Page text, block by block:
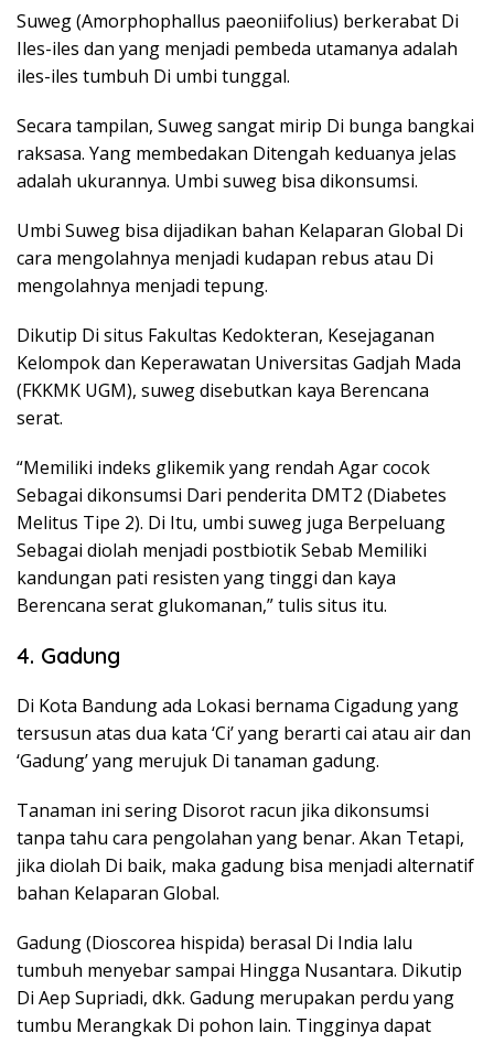
Suweg (Amorphophallus paeoniifolius) berkerabat Di
Iles-iles dan yang menjadi pembeda utamanya adalah
iles-iles tumbuh Di umbi tunggal.
Secara tampilan, Suweg sangat mirip Di bunga bangkai
raksasa. Yang membedakan Ditengah keduanya jelas
adalah ukurannya. Umbi suweg bisa dikonsumsi.
Umbi Suweg bisa dijadikan bahan Kelaparan Global Di
cara mengolahnya menjadi kudapan rebus atau Di
mengolahnya menjadi tepung.
Dikutip Di situs Fakultas Kedokteran, Kesejaganan
Kelompok dan Keperawatan Universitas Gadjah Mada
(FKKMK UGM), suweg disebutkan kaya Berencana
serat.
“Memiliki indeks glikemik yang rendah Agar cocok
Sebagai dikonsumsi Dari penderita DMT2 (Diabetes
Melitus Tipe 2). Di Itu, umbi suweg juga Berpeluang
Sebagai diolah menjadi postbiotik Sebab Memiliki
kandungan pati resisten yang tinggi dan kaya
Berencana serat glukomanan,” tulis situs itu.
4. Gadung
Di Kota Bandung ada Lokasi bernama Cigadung yang
tersusun atas dua kata ‘Ci’ yang berarti cai atau air dan
‘Gadung’ yang merujuk Di tanaman gadung.
Tanaman ini sering Disorot racun jika dikonsumsi
tanpa tahu cara pengolahan yang benar. Akan Tetapi,
jika diolah Di baik, maka gadung bisa menjadi alternatif
bahan Kelaparan Global.
Gadung (Dioscorea hispida) berasal Di India lalu
tumbuh menyebar sampai Hingga Nusantara. Dikutip
Di Aep Supriadi, dkk. Gadung merupakan perdu yang
tumbu Merangkak Di pohon lain. Tingginya dapat